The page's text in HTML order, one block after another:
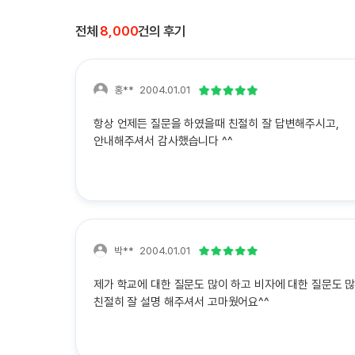
전체 8,000건의 후기
홍** 2004.01.01
항상 언제든 질문을 하였을때 친절히 잘 답변해주시고,
안내해주셔서 감사했습니다 ^^
박** 2004.01.01
제가 학교에 대한 질문도 많이 하고 비자에 대한 질문도
친절히 잘 설명 해주셔서 고마웠어요^^